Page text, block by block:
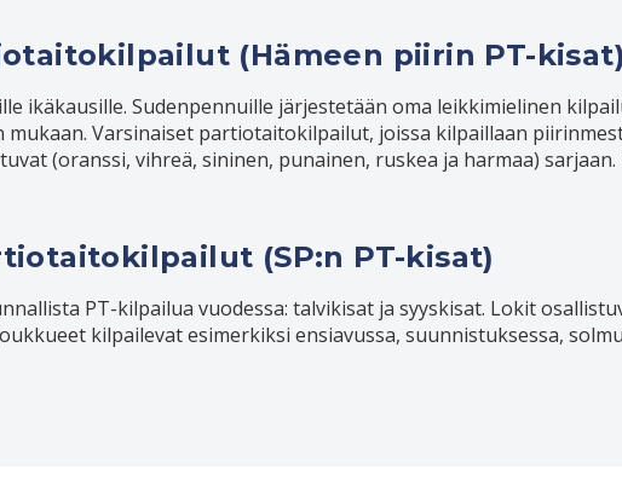
(Hämeen piirin PT-kisat)
ikäkausille. Sudenpennuille järjestetään oma leikkimielinen
mukaan. Varsinaiset partiotaitokilpailut, joissa kilpaillaan
(oranssi, vihreä, sininen, punainen, ruskea ja harmaa)
(SP:n PT-kisat)
PT-kilpailua vuodessa: talvikisat ja syyskisat. Lokit
kilpailevat esimerkiksi ensiavussa, suunnistuksessa,